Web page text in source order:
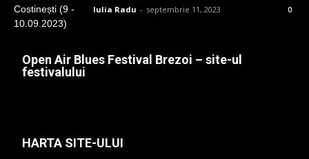
Iulia Radu - septembrie 11, 2023 0
Open Air Blues Festival Brezoi – site-ul
festivalului
HARTA SITE-ULUI